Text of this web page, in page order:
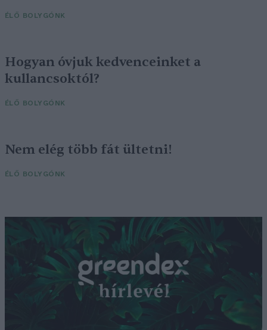
ÉLŐ BOLYGÓNK
Hogyan óvjuk kedvenceinket a
kullancsoktól?
ÉLŐ BOLYGÓNK
Nem elég több fát ültetni!
ÉLŐ BOLYGÓNK